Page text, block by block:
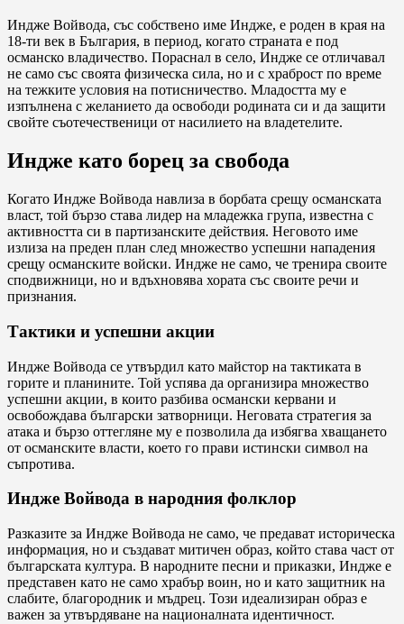
Индже Войвода, със собствено име Индже, е роден в края на
18-ти век в България, в период, когато страната е под
османско владичество. Пораснал в село, Индже се отличавал
не само със своята физическа сила, но и с храброст по време
на тежките условия на потисничество. Младостта му е
изпълнена с желанието да освободи родината си и да защити
свойте съотечественици от насилието на владетелите.
Индже като борец за свобода
Когато Индже Войвода навлиза в борбата срещу османската
власт, той бързо става лидер на младежка група, известна с
активността си в партизанските действия. Неговото име
излиза на преден план след множество успешни нападения
срещу османските войски. Индже не само, че тренира своите
сподвижници, но и вдъхновява хората със своите речи и
признания.
Тактики и успешни акции
Индже Войвода се утвърдил като майстор на тактиката в
горите и планините. Той успява да организира множество
успешни акции, в които разбива османски кервани и
освобождава български затворници. Неговата стратегия за
атака и бързо оттегляне му е позволила да избягва хващането
от османските власти, което го прави истински символ на
съпротива.
Индже Войвода в народния фолклор
Разказите за Индже Войвода не само, че предават историческа
информация, но и създават митичен образ, който става част от
българската култура. В народните песни и приказки, Индже е
представен като не само храбър воин, но и като защитник на
слабите, благородник и мъдрец. Този идеализиран образ е
важен за утвърдяване на националната идентичност.